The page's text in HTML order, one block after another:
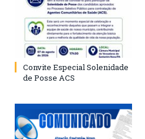
Convite Especial Solenidade
de Posse ACS